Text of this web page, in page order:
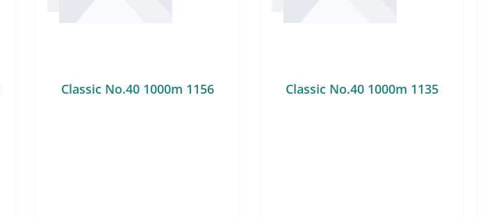
Classic No.40 1000m 1156 Classic No.40 1000m 1135